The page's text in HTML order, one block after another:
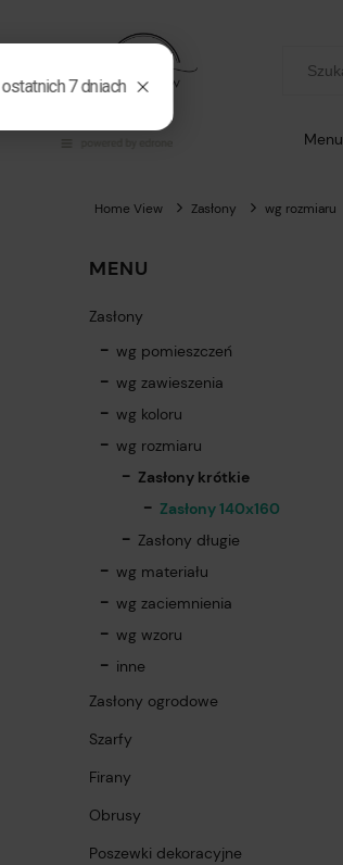
Menu
Home View Zasłony wg rozmiaru
MENU
Zasłony
wg pomieszczeń
wg zawieszenia
wg koloru
wg rozmiaru
Zasłony krótkie
Zasłony 140x160
Zasłony długie
wg materiału
wg zaciemnienia
wg wzoru
inne
Zasłony ogrodowe
Szarfy
Firany
Obrusy
Poszewki dekoracyjne